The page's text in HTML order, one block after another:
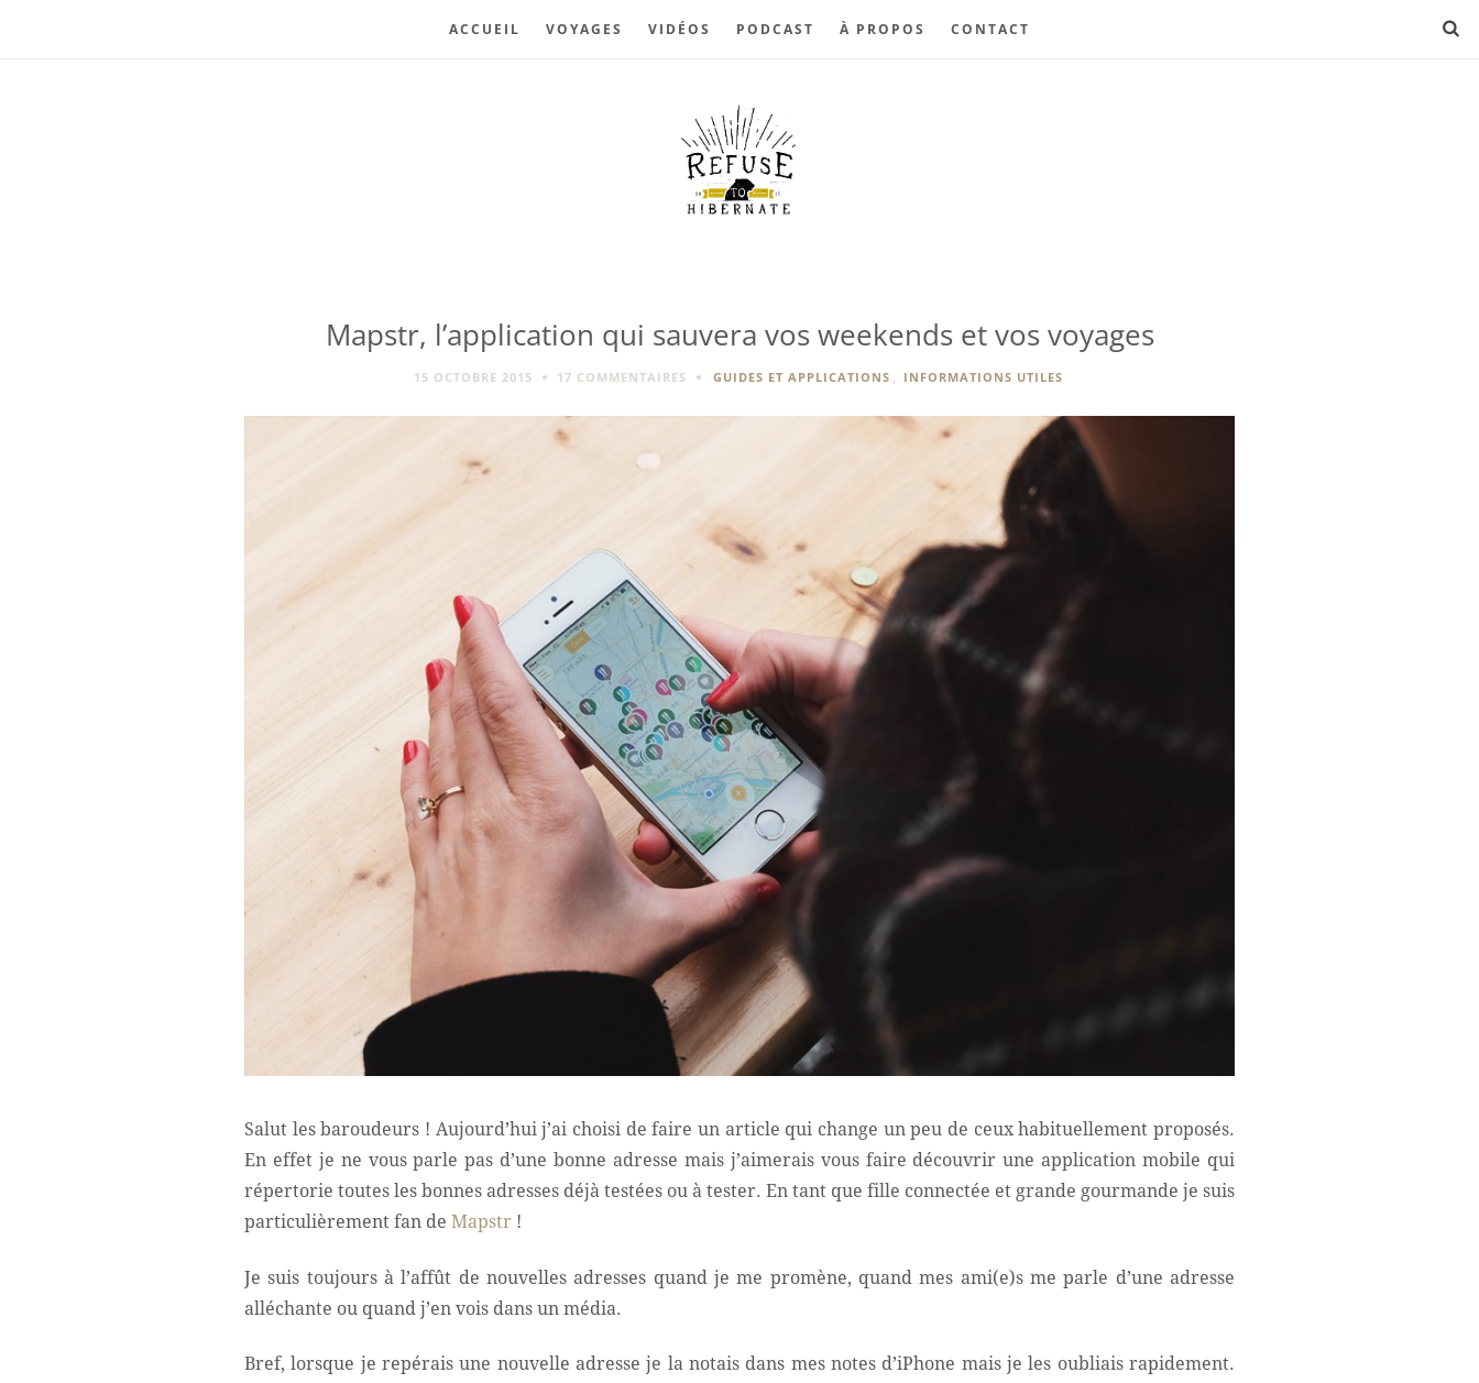
ACCUEIL VOYAGES VIDÉOS PODCAST À PROPOS CONTACT
Mapstr, l’application qui sauvera vos weekends et vos voyages
15 OCTOBRE 2015 17 COMMENTAIRES GUIDES ET APPLICATIONS , INFORMATIONS UTILES
Salut les baroudeurs ! Aujourd’hui j’ai choisi de faire un article qui change un peu de ceux habituellement proposés.
En effet je ne vous parle pas d’une bonne adresse mais j’aimerais vous faire découvrir une application mobile qui
répertorie toutes les bonnes adresses déjà testées ou à tester. En tant que fille connectée et grande gourmande je suis
particulièrement fan de Mapstr !
Je suis toujours à l’affût de nouvelles adresses quand je me promène, quand mes ami(e)s me parle d’une adresse
alléchante ou quand j’en vois dans un média.
Bref, lorsque je repérais une nouvelle adresse je la notais dans mes notes d’iPhone mais je les oubliais rapidement.